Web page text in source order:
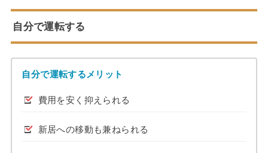
自分で運転する
自分で運転するメリット
費用を安く抑えられる
新居への移動も兼ねられる